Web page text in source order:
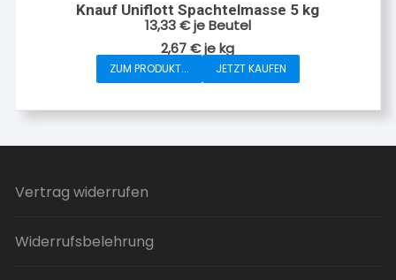
Knauf Uniflott Spachtelmasse 5 kg
13,33€je Beutel
2,67€jekg
ZUM PRODUKT... JETZT KAUFEN
Vertrag widerrufen
Widerrufsbelehrung